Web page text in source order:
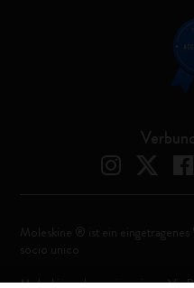
Moleskine ® ist ein
socio unico
Moleskine srl a socio unico - Via